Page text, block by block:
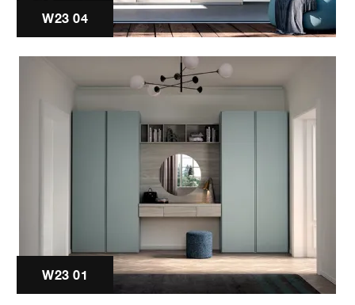
W23 04
W23 01